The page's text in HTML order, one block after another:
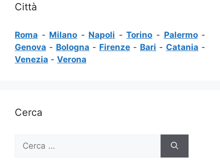
Città
Roma - Milano - Napoli -Torino - Palermo-
Genova - Bologna - Firenze - Bari - Catania -
Venezia - Verona
Cerca
per: